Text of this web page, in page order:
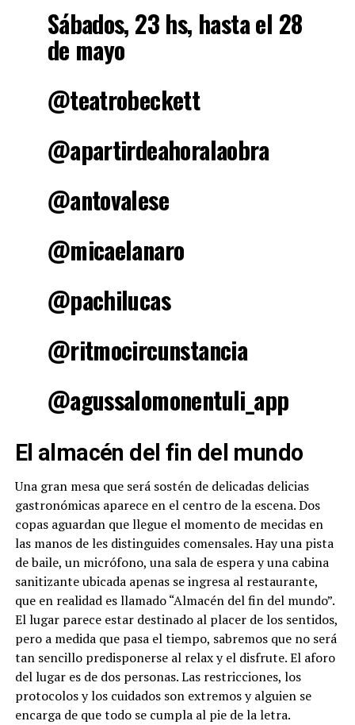
Sábados, 23 hs, hasta el 28
de mayo
@teatrobeckett
@apartirdeahoralaobra
@antovalese
@micaelanaro
@pachilucas
@ritmocircunstancia
@agussalomonentuli_app
El almacén del fin del mundo
Una gran mesa que será sostén de delicadas delicias
gastronómicas aparece en el centro de la escena. Dos
copas aguardan que llegue el momento de mecidas en
las manos de les distinguides comensales. Hay una pista
de baile, un micrófono, una sala de espera y una cabina
sanitizante ubicada apenas se ingresa al restaurante,
que en realidad es llamado “Almacén del fin del mundo”.
El lugar parece estar destinado al placer de los sentidos,
pero a medida que pasa el tiempo, sabremos que no será
tan sencillo predisponerse al relax y el disfrute. El aforo
del lugar es de dos personas. Las restricciones, los
protocolos y los cuidados son extremos y alguien se
encarga de que todo se cumpla al pie de la letra.